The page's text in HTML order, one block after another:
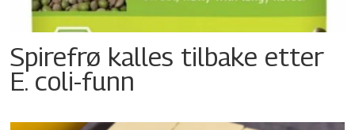
Spirefrø kalles tilbake etter
E. coli-funn